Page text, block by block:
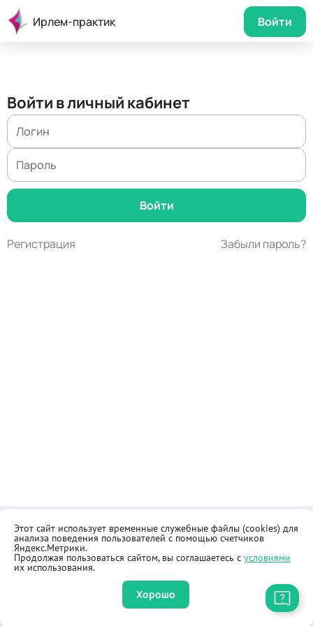
Ирлем-практик Войти
Войти в личный кабинет
Регистрация Забыли пароль?
Контакты
Как купить
Общественная приёмная
Реквизиты
Оферта
Правила продажи товаров
Этот сайт использует временные служебные файлы (cookies) для
анализа поведения пользователей с помощью счетчиков
Яндекс.Метрики.
Продолжая пользоваться сайтом, вы соглашаетесь с условиями
их использования.
Хорошо